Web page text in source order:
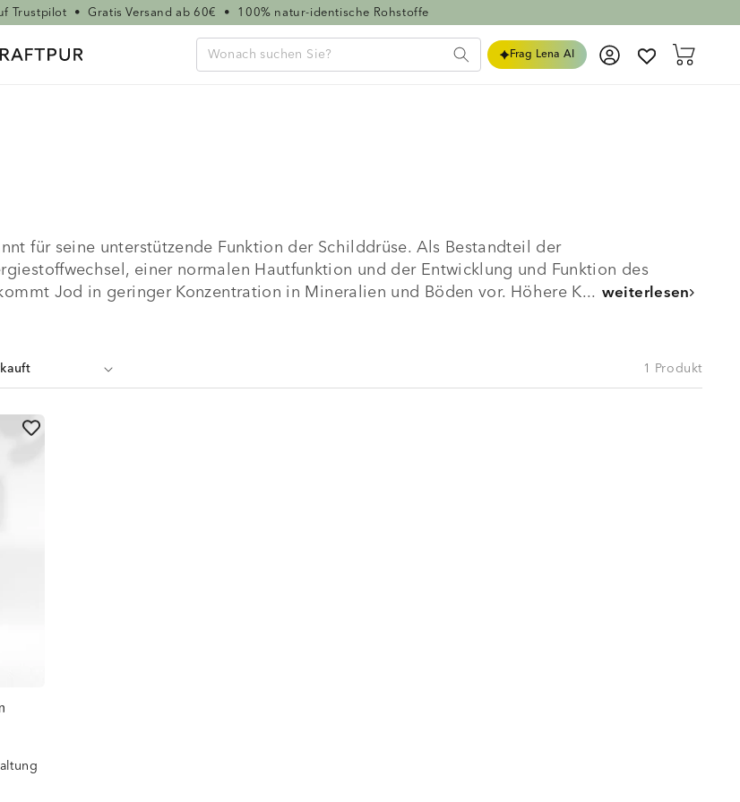
Trustpilot • Gratis Versand ab 60€ • 100% natur-identische Rohstoffe
Frag Lena AI Einloggen Warenkorb
für seine unterstützende Funktion der Schilddrüse. Als Bestandteil der
einer normalen Hautfunktion und der Entwicklung und Funktion des
Jod in geringer Konzentration in Mineralien und Böden vor. Höhere K... weiterlesen
1 Produkt